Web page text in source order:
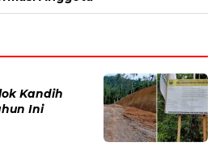
Kandih
Ini